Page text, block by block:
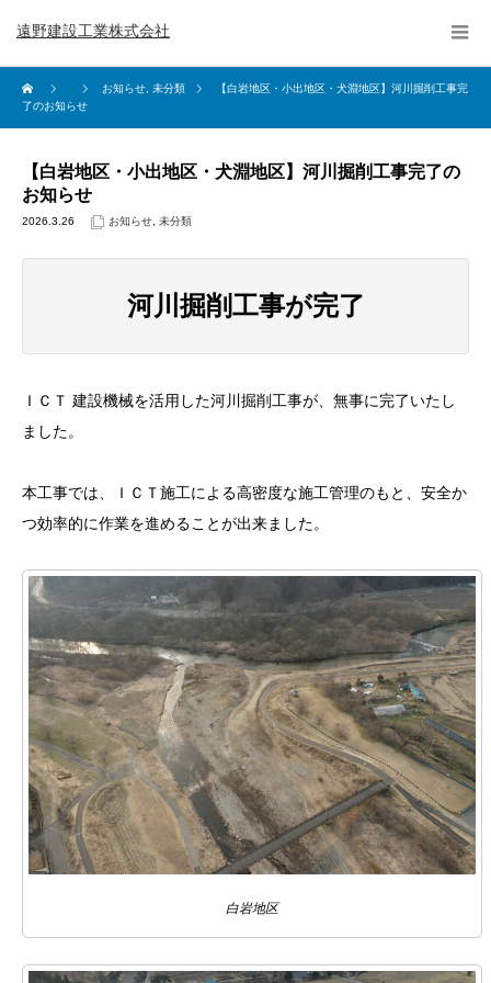
遠野建設工業株式会社
お知らせ 未分類
【白岩地区・小出地区・犬淵地区】河川掘削工事完
了のお知らせ
【白岩地区・小出地区・犬淵地区】河川掘削工事完了の
お知らせ
2026.3.26 お知らせ 未分類
河川掘削工事が完了
ＩＣＴ 建設機械を活用した河川掘削工事が、無事に完了いたし
ました。
本工事では、ＩＣＴ施工による高密度な施工管理のもと、安全か
つ効率的に作業を進めることが出来ました。
白岩地区